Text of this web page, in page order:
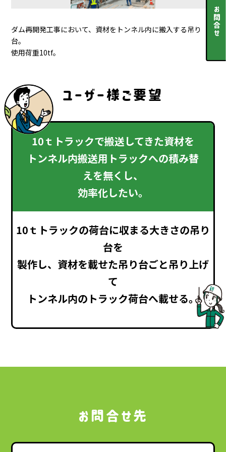
ダム再開発工事において、資材をトンネル内に搬入する吊り
台。
使用荷重10tf。
ユーザー様ご要望
10ｔトラックで搬送してきた資材を
トンネル内搬送用トラックへの積み替
えを無くし、
効率化したい。
10ｔトラックの荷台に収まる大きさの吊り
台を
製作し、資材を載せた吊り台ごと吊り上げ
て
トンネル内のトラック荷台へ載せる。
お問合せ先